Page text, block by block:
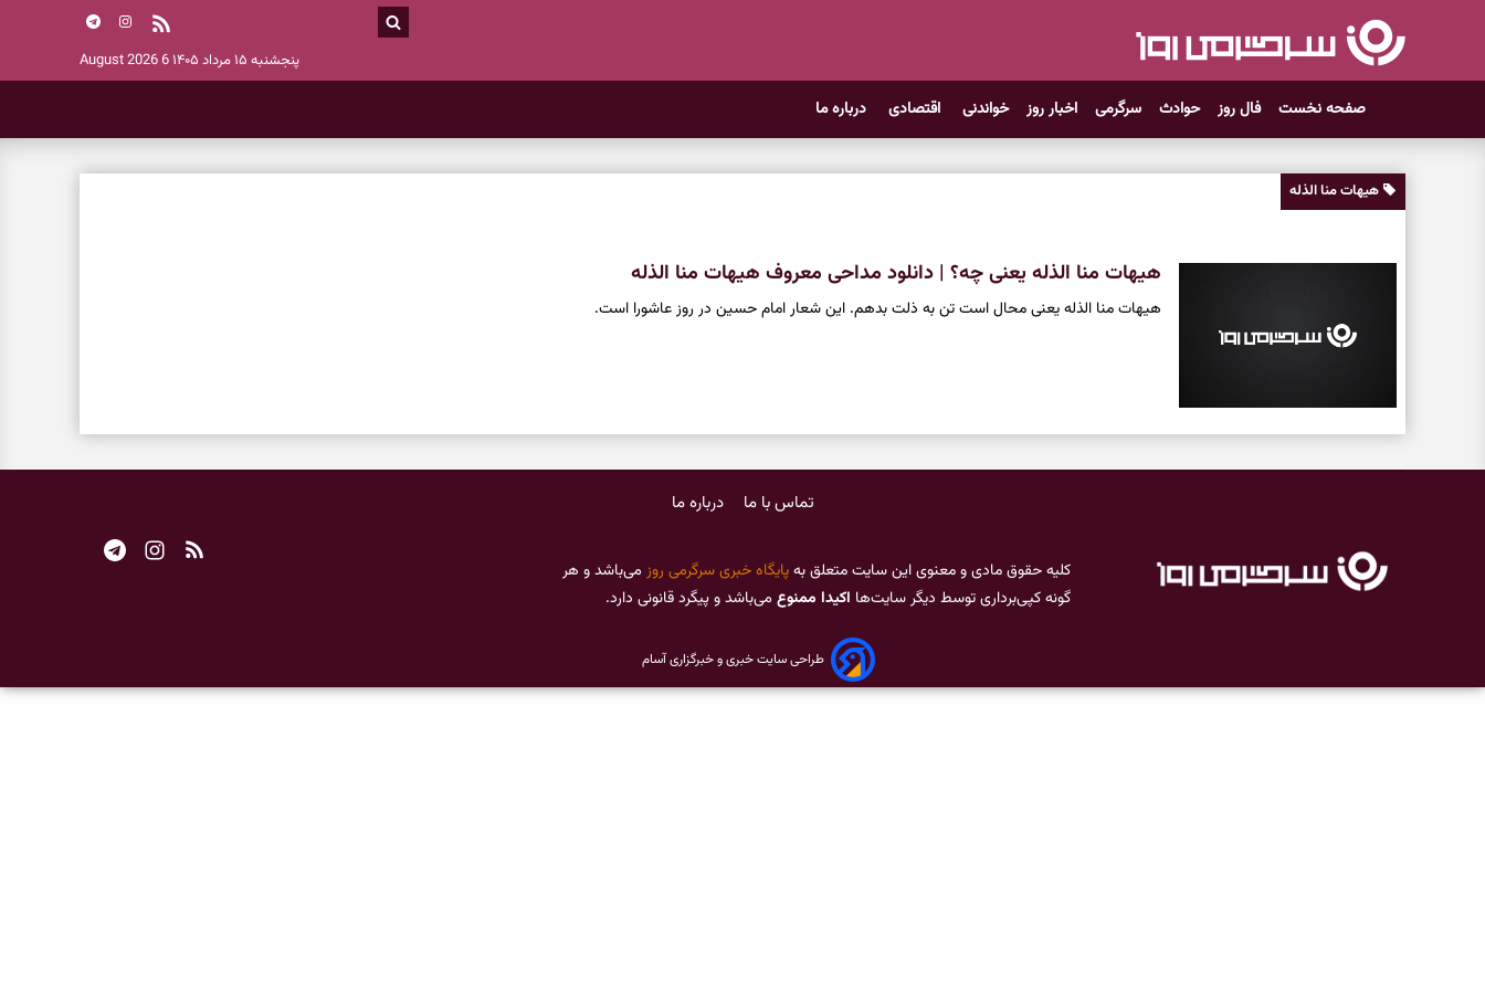
پنجشنبه ۱۵ مرداد ۱۴۰۵ 6 August 2026
صفحه نخست فال روز حوادث سرگرمی اخبار روز خواندنی اقتصادی درباره ما
هیهات منا الذله
هیهات منا الذله یعنی چه؟ | دانلود مداحی معروف هیهات منا الذله
هیهات منا الذله یعنی محال است تن به ذلت بدهم. این شعار امام حسین در روز عاشورا است.
تماس با ما درباره ما
کلیه حقوق مادی و معنوی این سایت متعلق بهپایگاه خبری سرگرمی روز می‌باشد و هر
گونه کپی‌برداری توسط دیگر سایت‌ها اکیدا ممنوع می‌باشد و پیگرد قانونی دارد.
طراحی سایت خبری و خبرگزاری آسام